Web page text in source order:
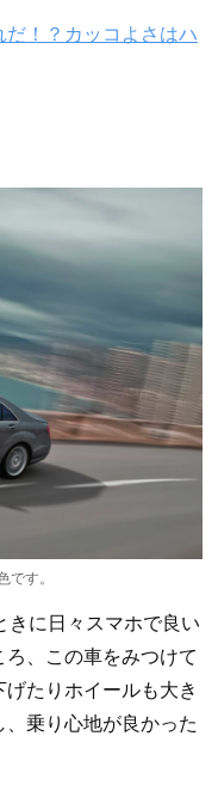
！？カッコよさはハ
です。
きに日々スマホで良い
、この車をみつけて
たりホイールも大き
乗り心地が良かった